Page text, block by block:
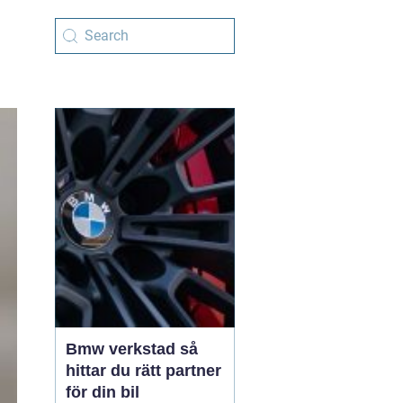
Bmw verkstad så
hittar du rätt partner
för din bil